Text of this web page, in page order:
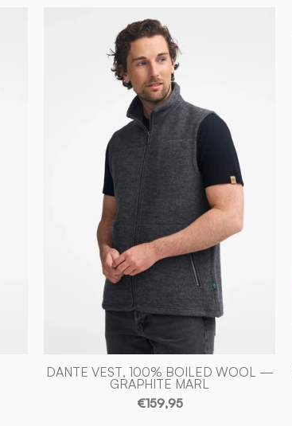
VEST,
100%
FILTAD
ULL
—
GRAPHITE
MARL
Sweden
DANTE VEST, 100% BOILED WOOL —
GRAPHITE MARL
€159,95